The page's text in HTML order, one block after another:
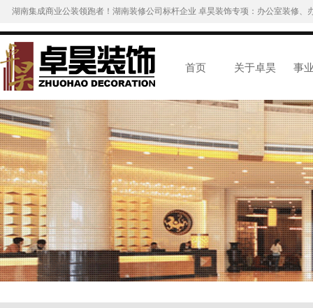
湖南集成商业公装领跑者！湖南装修公司标杆企业 卓昊装饰专项：办公室装修
首页 关于卓昊 事